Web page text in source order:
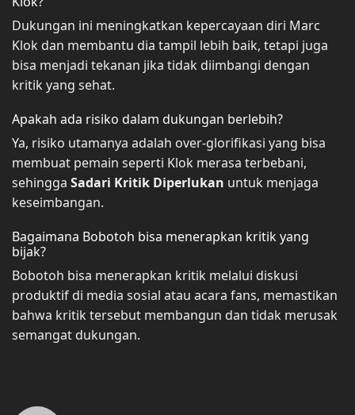
Dukungan ini meningkatkan kepercayaan diri Marc
Klok dan membantu dia tampil lebih baik, tetapi juga
bisa menjadi tekanan jika tidak diimbangi dengan
kritik yang sehat.
Apakah ada risiko dalam dukungan berlebih?
Ya, risiko utamanya adalah over-glorifikasi yang bisa
membuat pemain seperti Klok merasa terbebani,
sehingga Sadari Kritik Diperlukan untuk menjaga
keseimbangan.
Bagaimana Bobotoh bisa menerapkan kritik yang
bijak?
Bobotoh bisa menerapkan kritik melalui diskusi
produktif di media sosial atau acara fans, memastikan
bahwa kritik tersebut membangun dan tidak merusak
semangat dukungan.